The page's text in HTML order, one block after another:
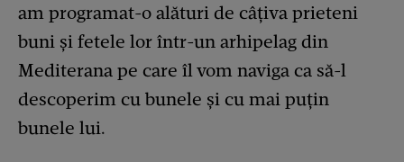
am programat-o alături de câțiva prieteni
buni și fetele lor într-un arhipelag din
Mediterana pe care îl vom naviga ca să-l
descoperim cu bunele și cu mai puțin
bunele lui.